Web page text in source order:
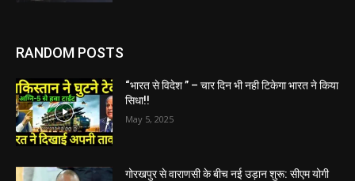
RANDOM POSTS
“भारत से विदेश ” – चार दिन भी नही टिकेगा भारत ने किया
सिधा!!
May 5, 2025
गोरखपुर से वाराणसी के बीच नई उड़ान शुरू: सीएम योगी